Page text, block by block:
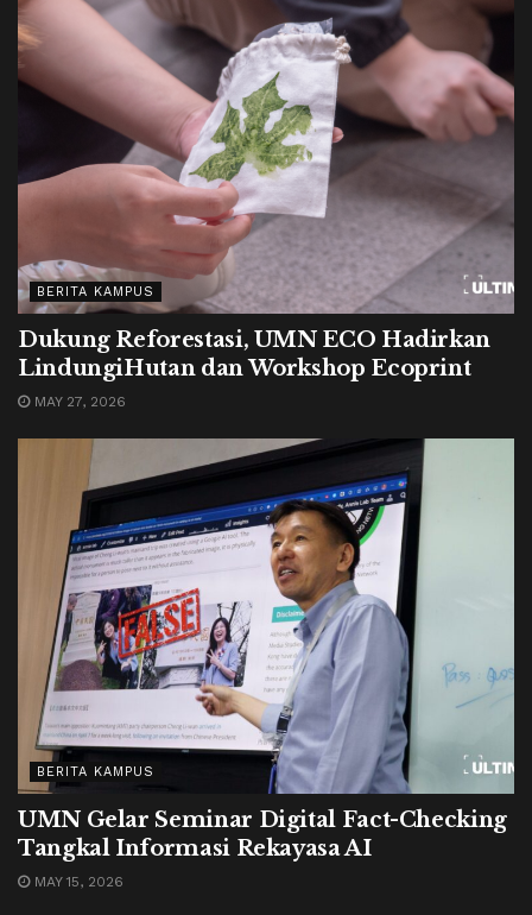
BERITA KAMPUS
Dukung Reforestasi, UMN ECO Hadirkan
LindungiHutan dan Workshop Ecoprint
MAY 27, 2026
BERITA KAMPUS
UMN Gelar Seminar Digital Fact-Checking
Tangkal Informasi Rekayasa AI
MAY 15, 2026